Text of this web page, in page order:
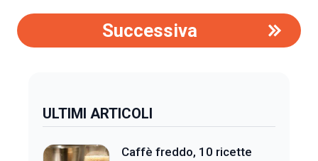
Successiva
ULTIMI ARTICOLI
Caffè freddo, 10 ricette